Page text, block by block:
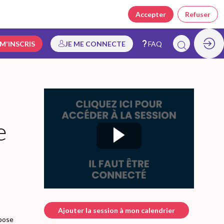
JE ME CONNECTE FAQ
Ajouter la session à mon calendrier
Accepter Refuser